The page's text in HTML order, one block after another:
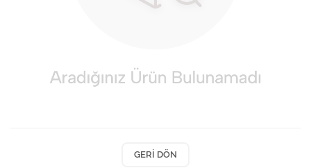
Ev Tekstili
GERI DÖN